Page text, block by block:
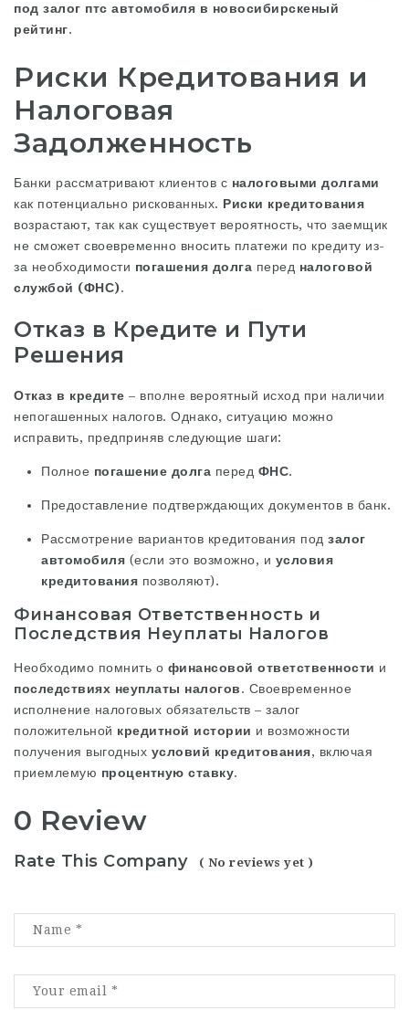
под залог птс автомобиля в новосибирскеный
рейтинг.
Риски Кредитования и
Налоговая
Задолженность
Банки рассматривают клиентов с налоговыми долгами
как потенциально рискованных. Риски кредитования
возрастают, так как существует вероятность, что заемщик
не сможет своевременно вносить платежи по кредиту из-
за необходимости погашения долга перед налоговой
службой (ФНС).
Отказ в Кредите и Пути
Решения
Отказ в кредите – вполне вероятный исход при наличии
непогашенных налогов. Однако, ситуацию можно
исправить, предприняв следующие шаги:
Полное погашение долга перед ФНС.
Предоставление подтверждающих документов в банк.
Рассмотрение вариантов кредитования под залог
автомобиля (если это возможно, и условия
кредитования позволяют).
Финансовая Ответственность и
Последствия Неуплаты Налогов
Необходимо помнить о финансовой ответственности и
последствиях неуплаты налогов. Своевременное
исполнение налоговых обязательств – залог
положительной кредитной истории и возможности
получения выгодных условий кредитования, включая
приемлемую процентную ставку.
0 Review
Rate This Company ( No reviews yet )